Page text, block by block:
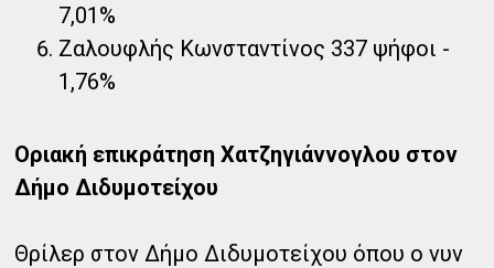
7,01%
Ζαλουφλής Κωνσταντίνος 337 ψήφοι -
1,76%
Οριακή επικράτηση Χατζηγιάννογλου στον
Δήμο Διδυμοτείχου
Θρίλερ στον Δήμο Διδυμοτείχου όπου ο νυν